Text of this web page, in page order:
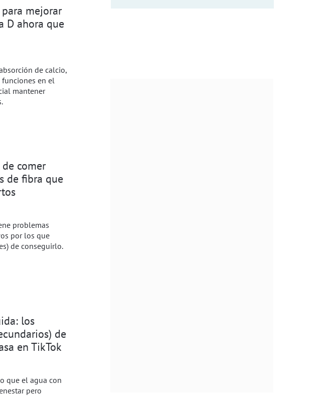
mejorar
D ahora que
de calcio,
en el
mantener
comer
de fibra que
problemas
por los que
de conseguirlo.
los
de
en TikTok
que el agua con
pero